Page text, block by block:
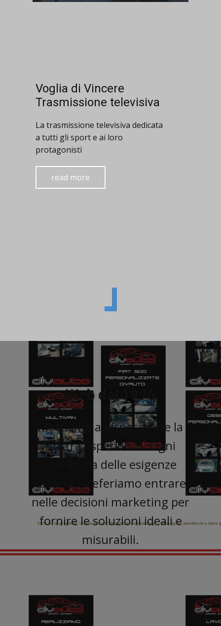
Voglia di Vincere
Trasmissione televisiva
La trasmissione televisiva dedicata
a tutti gli sport e ai loro
protagonisti
read more
Web dal 1996
Mettiamo a disposizione la
nostra esperienza. Ogni
cliente ha delle esigenze
diverse, preferiamo entrare
nelle decisioni marketing per
fornire le soluzioni ideali e
misurabili.